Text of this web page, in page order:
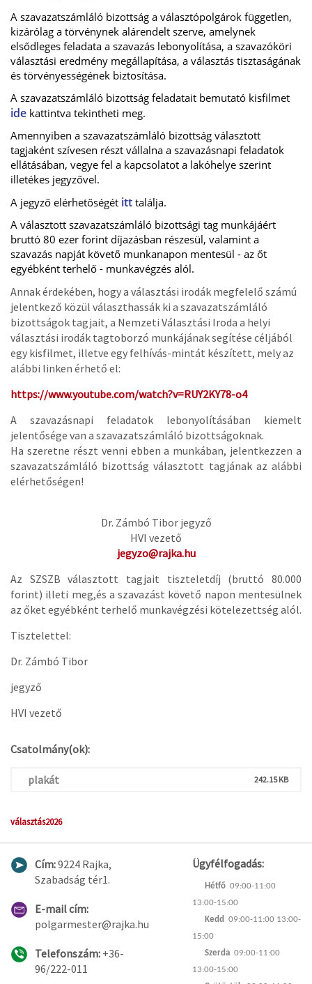
A szavazatszámláló bizottság a választópolgárok független,
kizárólag a törvénynek alárendelt szerve, amelynek
elsődleges feladata a szavazás lebonyolítása, a szavazóköri
választási eredmény megállapítása, a választás tisztaságának
és törvényességének biztosítása.
A szavazatszámláló bizottság feladatait bemutató kisfilmet
ide kattintva tekintheti meg.
Amennyiben a szavazatszámláló bizottság választott
tagjaként szívesen részt vállalna a szavazásnapi feladatok
ellátásában, vegye fel a kapcsolatot a lakóhelye szerint
illetékes jegyzővel.
A jegyző elérhetőségét itt találja.
A választott szavazatszámláló bizottsági tag munkájáért
bruttó 80 ezer forint díjazásban részesül, valamint a
szavazás napját követő munkanapon mentesül - az őt
egyébként terhelő - munkavégzés alól.
Annak érdekében, hogy a választási irodák megfelelő számú
jelentkező közül választhassák ki a szavazatszámláló
bizottságok tagjait, a Nemzeti Választási Iroda a helyi
választási irodák tagtoborzó munkájának segítése céljából
egy kisfilmet, illetve egy felhívás-mintát készített, mely az
alábbi linken érhető el:
https://www.youtube.com/watch?v=RUY2KY78-o4
A szavazásnapi feladatok lebonyolításában kiemelt
jelentősége van a szavazatszámláló bizottságoknak.
Ha szeretne részt venni ebben a munkában, jelentkezzen a
szavazatszámláló bizottság választott tagjának az alábbi
elérhetőségen!
Dr. Zámbó Tibor jegyző
HVI vezető
jegyzo@rajka.hu
Az SZSZB választott tagjait tiszteletdíj (bruttó 80.000
forint) illeti meg,és a szavazást követő napon mentesülnek
az őket egyébként terhelő munkavégzési kötelezettség alól.
Tisztelettel:
Dr. Zámbó Tibor
jegyző
HVI vezető
Csatolmány(ok):
plakát 242.15 KB
választás2026
Cím:9224 Rajka,
Szabadság tér1.
E-mail cím:
polgarmester@rajka.hu
Telefonszám: +36-
96/222-011
Ügyfélfogadás:
Hétfő 09:00-11:00
13:00-15:00
Kedd
09:00-11:00 13:00-
15:00
Szerda 09:00-11:00
13:00-15:00